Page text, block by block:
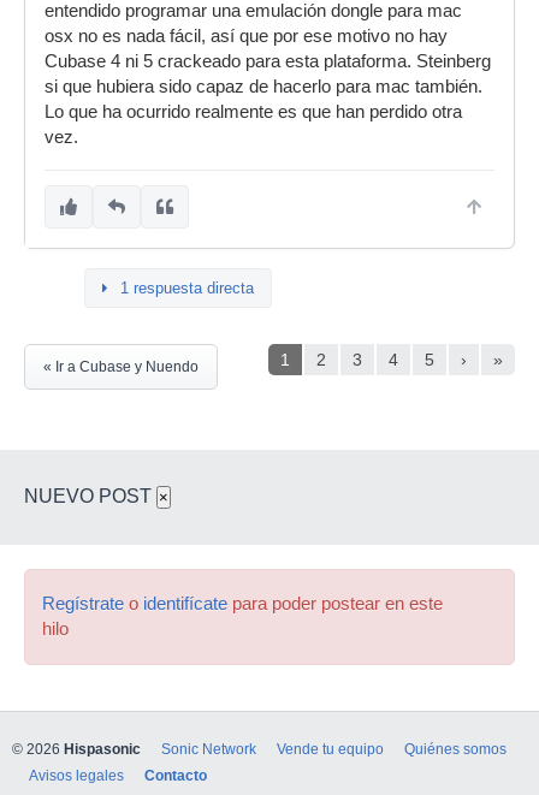
entendido programar una emulación dongle para mac
osx no es nada fácil, así que por ese motivo no hay
Cubase 4 ni 5 crackeado para esta plataforma. Steinberg
si que hubiera sido capaz de hacerlo para mac también.
Lo que ha ocurrido realmente es que han perdido otra
vez.
1 respuesta directa
1 2 3 4 5 › »
« Ir a Cubase y Nuendo
NUEVO POST ×
Regístrate o identifícate para poder postear en este
hilo
© 2026 Hispasonic Sonic Network Vende tu equipo
Quiénes somos
Avisos legales
Contacto